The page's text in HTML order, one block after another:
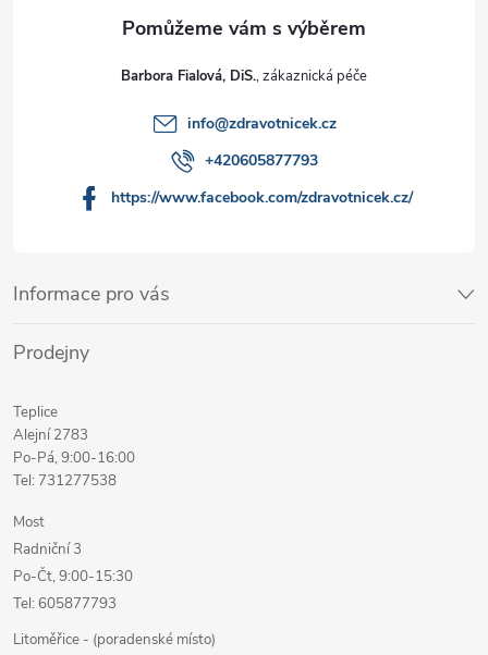
Informace pro vás
Prodejny
Teplice
Alejní 2783
Po-Pá, 9:00-16:00
Tel: 731277538
Most
Radniční 3
Po-Čt, 9:00-15:30
Tel: 605877793
Litoměřice - (poradenské místo)
Barbora Fialová, DiS.
info@zdravotnicek.cz
+420605877793
https://www.facebook.com/zdravotnicek.cz/